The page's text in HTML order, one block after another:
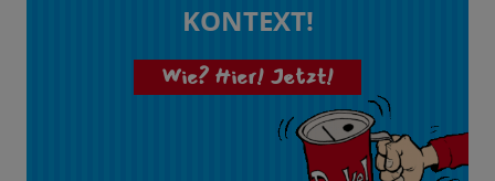
KONTEXT!
Wie? Hier! Jetzt!